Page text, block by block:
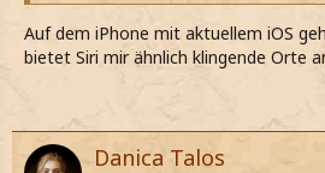
Auf dem iPhone mit aktuellem iOS
bietet Siri mir ähnlich klingende Orte
Danica Talos